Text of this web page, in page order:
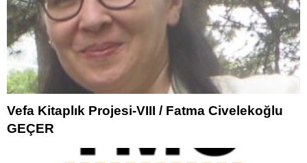
Vefa Kitaplık Projesi-VIII / Fatma Civelekoğlu
GEÇER